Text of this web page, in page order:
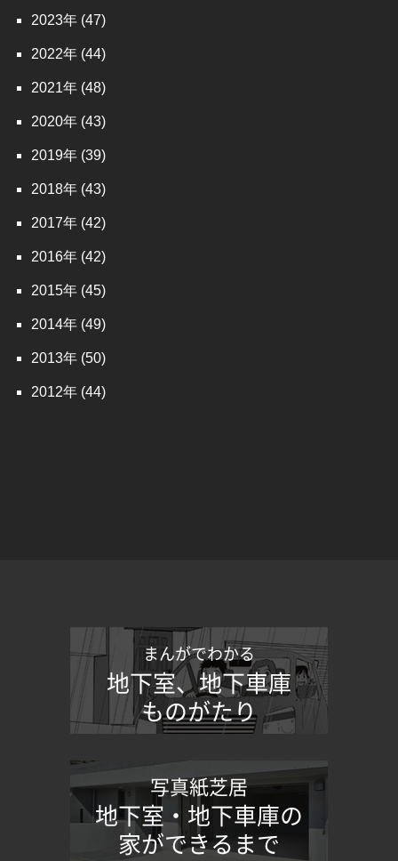
2023 (47)
2022 (44)
2021 (48)
2020 (43)
2019 (39)
2018 (43)
2017 (42)
2016 (42)
2015 (45)
2014 (49)
2013 (50)
2012 (44)
まんがでわかる
地下室、地下車庫
ものがたり
写真紙芝居
地下室・地下車庫の
家ができるまで